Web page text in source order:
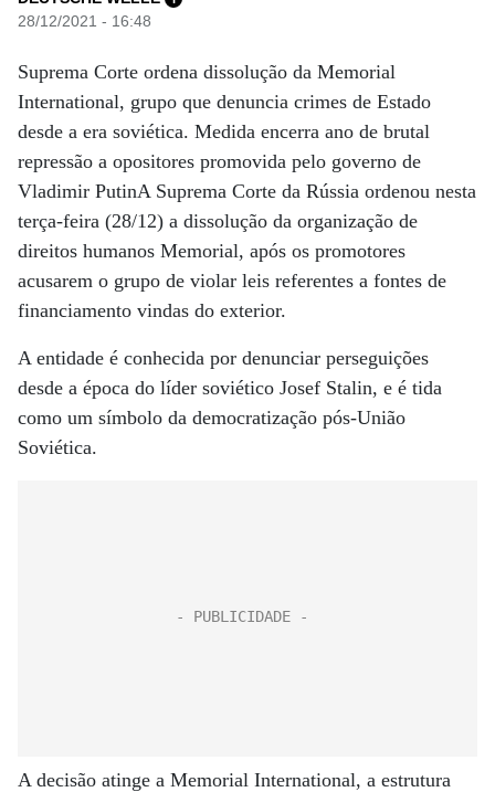
28/12/2021 - 16:48
Suprema Corte ordena dissolução da Memorial
International, grupo que denuncia crimes de Estado
desde a era soviética. Medida encerra ano de brutal
repressão a opositores promovida pelo governo de
Vladimir PutinA Suprema Corte da Rússia ordenou nesta
terça-feira (28/12) a dissolução da organização de
direitos humanos Memorial, após os promotores
acusarem o grupo de violar leis referentes a fontes de
financiamento vindas do exterior.
A entidade é conhecida por denunciar perseguições
desde a época do líder soviético Josef Stalin, e é tida
como um símbolo da democratização pós-União
Soviética.
A decisão atinge a Memorial International, a estrutura